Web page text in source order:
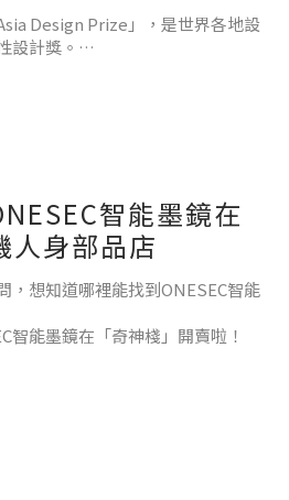
先生提到，在開車途中經常遇到光
轉過一個彎，馬上就被光刺得眼睛
放墨鏡，很多都是靠紫外線變色
情況時，一般變色墨鏡
Design Prize」，是世界各地設
設計獎。
設計師作品，讓世界體驗亞洲美
Asia Design Prize結果揭曉，在超
最終僅有
穎而出，這次ONESEC
眾多評審的讚賞！
智能墨鏡在
人身部品店
，想知道哪裡能找到ONESEC智能
智能墨鏡在「奇神棧」開賣啦！